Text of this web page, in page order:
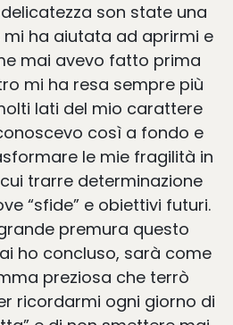
son state una
ha aiutata ad aprirmi e
mai avevo fatto prima
mi ha resa sempre più
lati del mio carattere
così a fondo e
le mie fragilità in
trarre determinazione
“sfide” e obiettivi futuri.
premura questo
ho concluso, sarà come
preziosa che terrò
ricordarmi ogni giorno di